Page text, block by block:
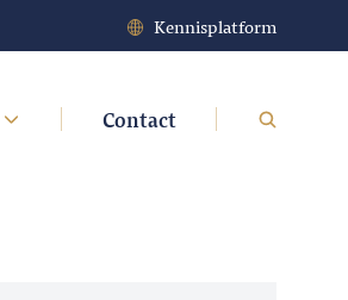
Kennisplatform
Contact